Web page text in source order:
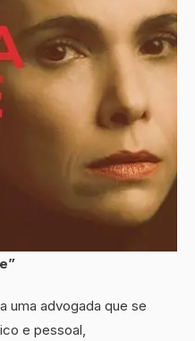
uma advogada que se
e pessoal,